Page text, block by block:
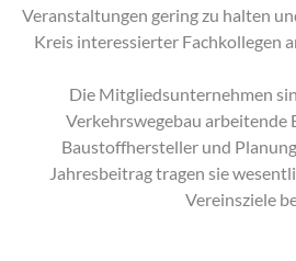
Veranstaltungen gering zu halten
Kreis interessierter Fachkollegen
Die Mitgliedsunternehmen
Verkehrswegebau arbeitende
Baustoffhersteller und
Jahresbeitrag tragen sie
Vereinsziele